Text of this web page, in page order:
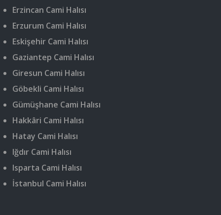
Erzincan Cami Halısı
Erzurum Cami Halısı
Eskişehir Cami Halısı
Gaziantep Cami Halısı
Giresun Cami Halısı
Göbekli Cami Halısı
Gümüşhane Cami Halısı
Hakkâri Cami Halısı
Hatay Cami Halısı
Iğdır Cami Halısı
Isparta Cami Halısı
İstanbul Cami Halısı